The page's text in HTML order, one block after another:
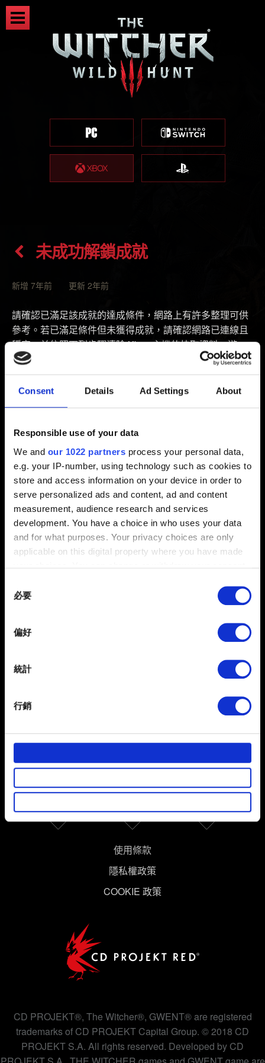
Consent Details Ad Settings About
Responsible use of your data
We and our 1022 partners process your personal data,
e.g. your IP-number, using technology such as cookies to
store and access information on your device in order to
serve personalized ads and content, ad and content
measurement, audience research and services
development. You have a choice in who uses your data
and for what purposes. Your privacy choices are only
applicable on this digital property where you have made
the Privacy trigger icon.
Collect information about your geographical
meters
Identify your device by actively scanning it for
Find out more about how your personal data is processed
了讓我們蒐集技術上或針對網站內容的回饋，讓您的使用
推薦合適的內容，偶爾這些資訊也會提供我們的合作夥伴
參考。不過這些非強制性的 Cookies 一定會事先徵詢您的
下方的「設定」可以讓您調整偏好，並了解我們使用
Selection
必要
偏好
統計
行銷
未成功解鎖成就
新增 7年前 更新 2年前
請確認已滿足該成就的達成條件，網路上有許多整理可供
參考。若已滿足條件但未獲得成就，請確認網路已連線且
穩定，並依照下列步驟清除 Xbox 主機的快取資料。遊
戲、資料、存檔不會因此消失。
1. 使用控制器或 Xbox 主機的
電源開關關閉 Xbox 主機電
源
3.至少等待 2 分鐘
4. Xbox 主機重新插上電源線
5. 啟動 Xbox 主機
之後，若啟動遊戲未使玩家自動獲得成就，請再試試看滿
足條件一次（玩家可能需要載入滿足條件前的存檔）。
需要幫忙？
繁體中文
使用條款
隱私權政策
COOKIE 政策
CD PROJEKT®, The Witcher®, GWENT® are registered
trademarks of CD PROJEKT Capital Group. © 2018 CD
PROJEKT S.A. All rights reserved. Developed by CD